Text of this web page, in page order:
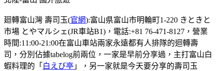
廻轉富山灣 壽司玉(官網):富山県富山市明輪町1-220 きときと
市場 とやマルシェ(JR車站B1)，電話:+81 76-471-8127，營業
時間:11:00-21:00在富山車站兩家永遠都有人排隊的迴轉壽
司，分別佔據tabelog前兩位，一家是早前分享過，主打富山白
蝦料理的「 白えび亭 」，另一家就是今天要分享的壽司玉